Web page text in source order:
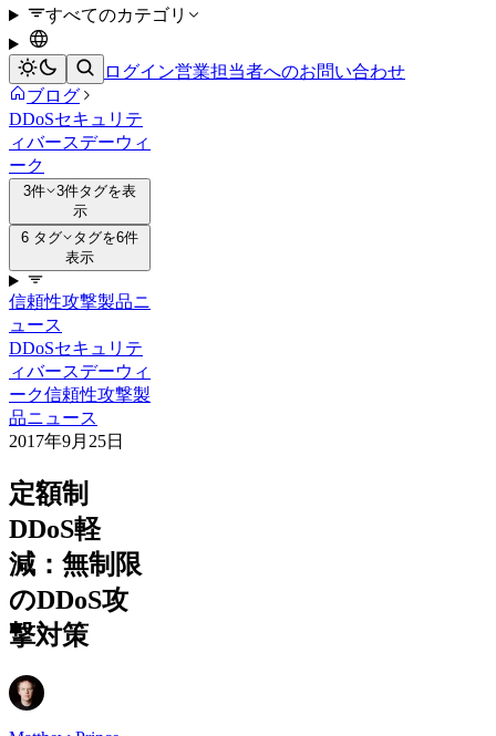
すべてのカテゴリ
ログイン営業担当者へのお問い合わせ
ブログ
DDoSセキュリテ
ィバースデーウィ
ーク
3件
3件タグを表
示
6 タグ
タグを6件
表示
信頼性攻撃製品ニ
ュース
DDoSセキュリテ
ィバースデーウィ
ーク信頼性攻撃製
品ニュース
2017年9月25日
定額制
DDoS軽
減：無制限
のDDoS攻
撃対策